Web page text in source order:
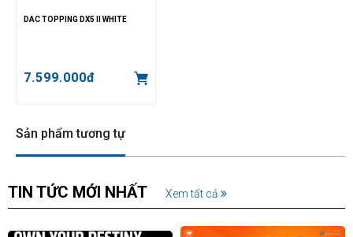
DAC TOPPING DX5 II WHITE
7.599.000đ
Sản phẩm tương tự
TIN TỨC MỚI NHẤT Xem tất cả